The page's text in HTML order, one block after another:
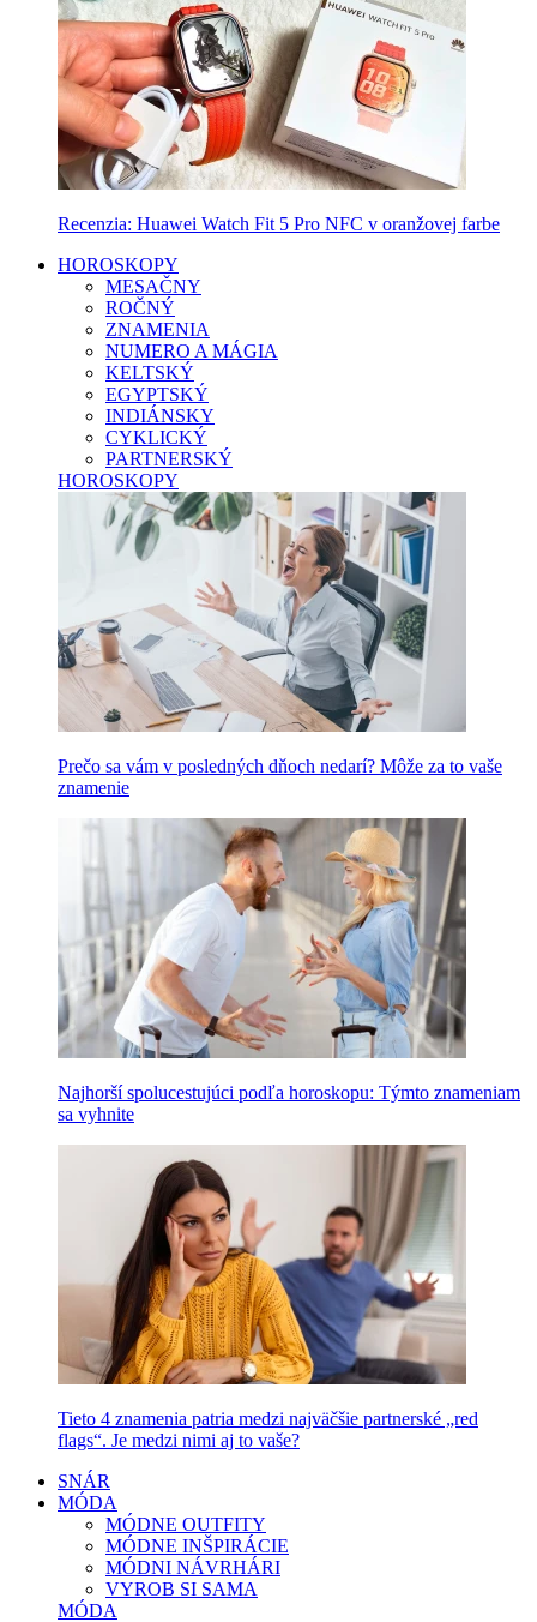
Recenzia: Huawei Watch Fit 5 Pro NFC v oranžovej farbe
HOROSKOPY
MESAČNY
ROČNÝ
ZNAMENIA
NUMERO A MÁGIA
KELTSKÝ
EGYPTSKÝ
INDIÁNSKY
CYKLICKÝ
PARTNERSKÝ
HOROSKOPY
Prečo sa vám v posledných dňoch nedarí? Môže za to vaše
znamenie
Najhorší spolucestujúci podľa horoskopu: Týmto znameniam
sa vyhnite
Tieto 4 znamenia patria medzi najväčšie partnerské „red
flags“. Je medzi nimi aj to vaše?
SNÁR
MÓDA
MÓDNE OUTFITY
MÓDNE INŠPIRÁCIE
MÓDNI NÁVRHÁRI
VYROB SI SAMA
MÓDA